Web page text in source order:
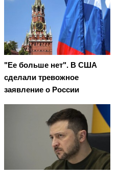
"Ее больше нет". В США
сделали тревожное
заявление о России